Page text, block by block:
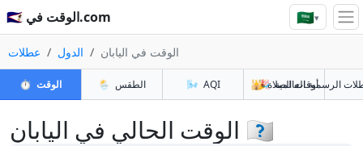
🇸🇦 الوقت في.com 🇸🇦▾
عطلات الدول الوقت في اليابان
⏱️ الوقت 🌦️ الطقس 🌬️ AQI 🕌 أوقات الصلاة🎉
الوقت الحالي في اليابان 🇯🇵